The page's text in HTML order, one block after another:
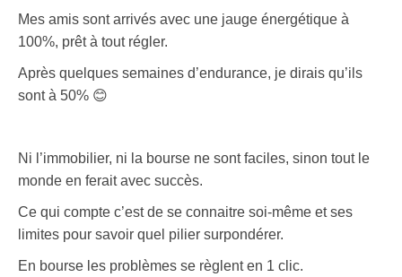
Mes amis sont arrivés avec une jauge énergétique à
100%, prêt à tout régler.
Après quelques semaines d’endurance, je dirais qu’ils
sont à 50% 😊
Ni l’immobilier, ni la bourse ne sont faciles, sinon tout le
monde en ferait avec succès.
Ce qui compte c’est de se connaitre soi-même et ses
limites pour savoir quel pilier surpondérer.
En bourse les problèmes se règlent en 1 clic.